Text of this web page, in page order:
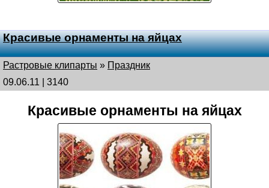
Красивые орнаменты на яйцах
Растровые клипарты » Праздник
09.06.11 | 3140
Красивые орнаменты на яйцах